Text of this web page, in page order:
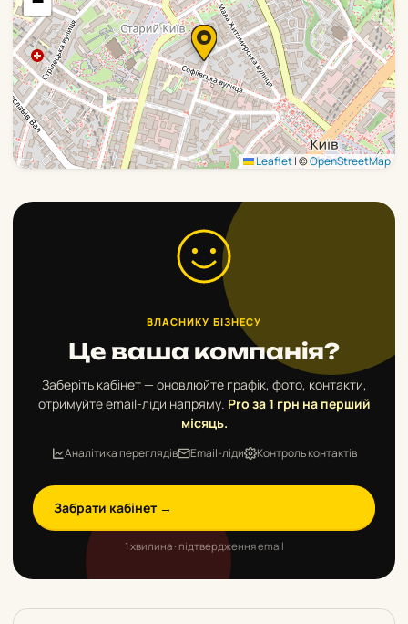
Leaflet|©OpenStreetMap
ВЛАСНИКУ БІЗНЕСУ
Це ваша компанія?
Заберіть кабінет — оновлюйте графік, фото, контакти,
отримуйте email-ліди напряму. Pro за 1 грн на перший
місяць.
Аналітика переглядів Email-ліди Контроль контактів
Забрати кабінет →
1 хвилина · підтвердження email